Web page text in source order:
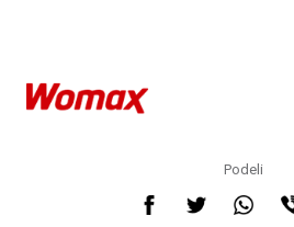
Podeli